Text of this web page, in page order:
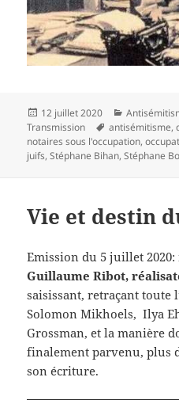
Publié
le
12 juillet 2020 Catégories
Transmission
Mots-
clés
antisémitisme,
notaires sous l'occupation,
juifs,Stéphane Bihan,Stéphane
Vie et destin
Emission du 5 juillet
Guillaume Ribot,
saisissant, retraçant
Solomon Mikhoels, Ilya
Grossman, et la manière
finalement parvenu, plus
son écriture.